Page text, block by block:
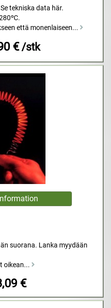
tekniska data här.
että monenlaiseen...
€ /stk
suorana. Lanka myydään
oikean...
€